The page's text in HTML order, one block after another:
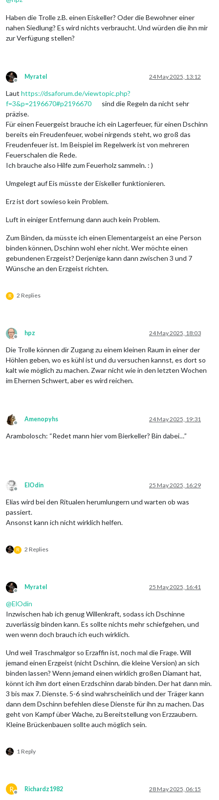
Haben die Trolle z.B. einen Eiskeller? Oder die Bewohner einer
nahen Siedlung? Es wird nichts verbraucht. Und würden die ihn mir
zur Verfügung stellen?
Offline
Myratel 24 May 2025, 13:12
Laut https://dsaforum.de/viewtopic.php?
f=3&p=2196670#p2196670
sind die Regeln da nicht sehr
präzise.
Für einen Feuergeist brauche ich ein Lagerfeuer, für einen Dschinn
bereits ein Freudenfeuer, wobei nirgends steht, wo groß das
Freudenfeuer ist. Im Beispiel im Regelwerk ist von mehreren
Feuerschalen die Rede.
Ich brauche also Hilfe zum Feuerholz sammeln. : )
Umgelegt auf Eis müsste der Eiskeller funktionieren.
Erz ist dort sowieso kein Problem.
Luft in einiger Entfernung dann auch kein Problem.
Zum Binden, da müsste ich einen Elementargeist an eine Person
binden können, Dschinn wohl eher nicht. Wer möchte einen
gebundenen Erzgeist? Derjenige kann dann zwischen 3 und 7
Wünsche an den Erzgeist richten.
R 2 Replies
Offline
hpz 24 May 2025, 18:03
Die Trolle können dir Zugang zu einem kleinen Raum in einer der
Höhlen geben, wo es kühl ist und du versuchen kannst, es dort so
kalt wie möglich zu machen. Zwar nicht wie in den letzten Wochen
im Ehernen Schwert, aber es wird reichen.
Offline
Amenopyhs 24 May 2025, 19:31
Arambolosch: “Redet mann hier vom Bierkeller? Bin dabei…”
Offline
ElOdin 25 May 2025, 16:29
Elias wird bei den Ritualen herumlungern und warten ob was
passiert.
Ansonst kann ich nicht wirklich helfen.
R 2 Replies
Offline
Myratel 25 May 2025, 16:41
@ElOdin
Inzwischen hab ich genug Willenkraft, sodass ich Dschinne
zuverlässig binden kann. Es sollte nichts mehr schiefgehen, und
wen wenn doch brauch ich euch wirklich.
Und weil Traschmalgor so Erzaffin ist, noch mal die Frage. Will
jemand einen Erzgeist (nicht Dschinn, die kleine Version) an sich
binden lassen? Wenn jemand einen wirklich großen Diamant hat,
könnt ich ihm dort einen Erzdschinn darab binden. Der hat dann min.
3 bis max 7. Dienste. 5-6 sind wahrscheinlich und der Träger kann
dann dem Dschinn befehlen diese Dienste für ihn zu machen. Das
geht von Kampf über Wache, zu Bereitstellung von Erzzaubern.
Kleine Brückenbauen sollte auch möglich sein.
1 Reply
R
Offline
Richardz1982 28 May 2025, 06:15